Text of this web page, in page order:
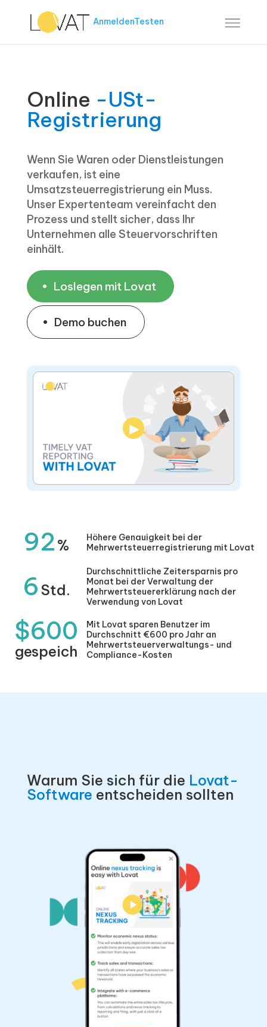
AnmeldenTesten
Online -USt-
Registrierung
Wenn Sie Waren oder Dienstleistungen
verkaufen, ist eine
Umsatzsteuerregistrierung ein Muss.
Unser Expertenteam vereinfacht den
Prozess und stellt sicher, dass Ihr
Unternehmen alle Steuervorschriften
einhält.
Loslegen mit Lovat
Demo buchen
▶
92 %
Höhere Genauigkeit bei der
Mehrwertsteuerregistrierung mit Lovat
6 Std.
Durchschnittliche Zeitersparnis pro
Monat bei der Verwaltung der
Mehrwertsteuererklärung nach der
Verwendung von Lovat
$600
gespeich
Mit Lovat sparen Benutzer im
Durchschnitt €600 pro Jahr an
Mehrwertsteuerverwaltungs- und
Compliance-Kosten
Warum Sie sich für die Lovat-
Software entscheiden sollten